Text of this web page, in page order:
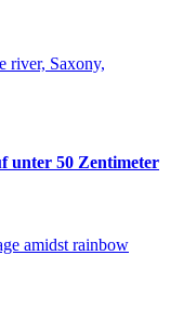
unter 50 Zentimeter